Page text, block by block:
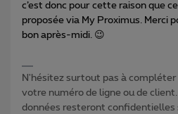
c’est donc pour cette raison que
proposée via My Proximus. Merci
bon après-midi. 😉
N'hésitez surtout pas à
votre numéro de ligne ou de
données resteront confidentielles